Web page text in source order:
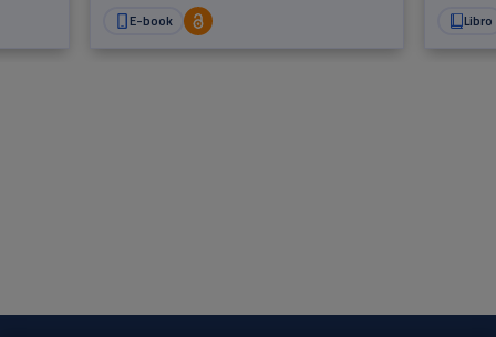
E-book Libro